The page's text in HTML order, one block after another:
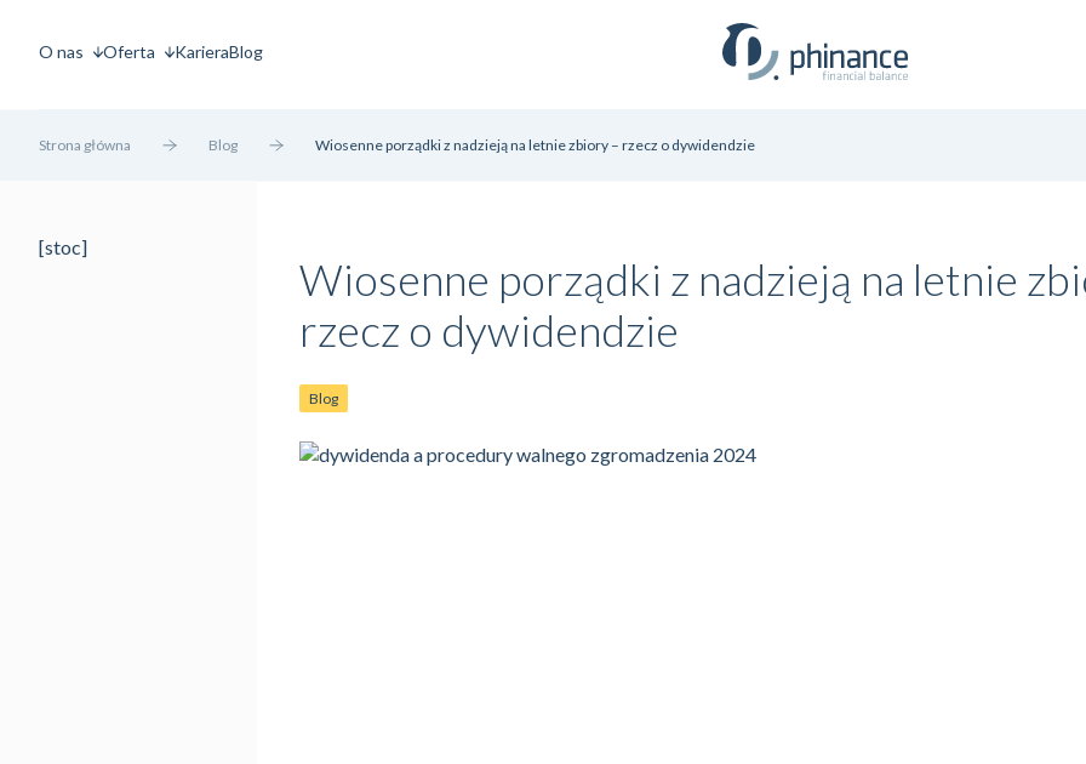
O nas Oferta KarieraBlog
Strona główna Blog Wiosenne porządki z nadzieją na letnie zbiory – rzecz o dywidendzie
[stoc]
Wiosenne porządki z nadzieją na letnie
rzecz o dywidendzie
Blog